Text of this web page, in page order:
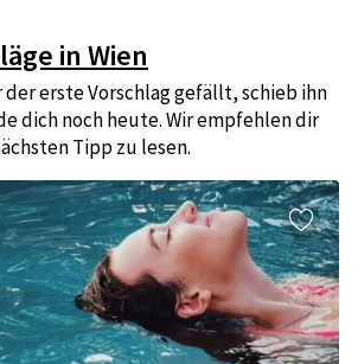
in Wien
der erste Vorschlag gefällt, schieb ihn
dich noch heute. Wir empfehlen dir
Tipp zu lesen.